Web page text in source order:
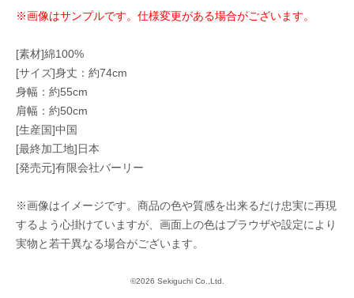
※画像はサンプルです。仕様変更がある場合がございます。
[素材]綿100%
[サイズ]身丈：約74cm
身幅：約55cm
肩幅：約50cm
[生産国]中国
[最終加工地]日本
[発売元]有限会社バーリー
※画像はイメージです。商品の色や質感を出来るだけ忠実に再現
するよう心掛けていますが、画面上の色はブラウザや設定により
実物と若干異なる場合がございます。
©2026 Sekiguchi Co.,Ltd.